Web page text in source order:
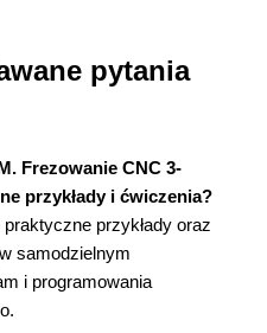
uchwytów
obrabiarki Postprocesor
Plików
ustawienia fabryczne
gwintu
plików
pytania
Frezowanie CNC 3-
przykłady i ćwiczenia?
przykłady oraz
samodzielnym
i programowania